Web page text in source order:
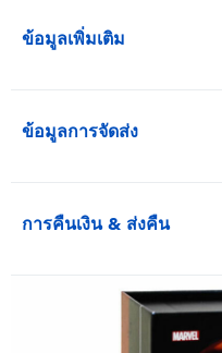
ข้อมูลเพิ่มเติม
ข้อมูลการจัดส่ง
การคืนเงิน & ส่งคืน